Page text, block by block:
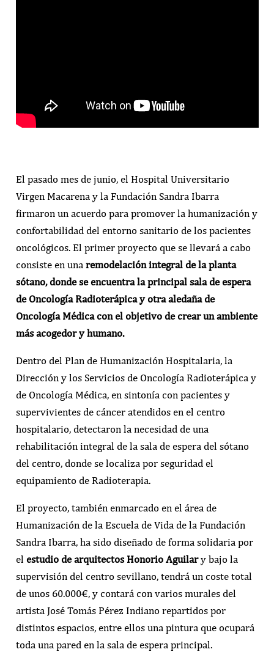
El pasado mes de junio, el Hospital Universitario
Virgen Macarena y la Fundación Sandra Ibarra
firmaron un acuerdo para promover la humanización y
confortabilidad del entorno sanitario de los pacientes
oncológicos. El primer proyecto que se llevará a cabo
consiste en una remodelación integral de la planta
sótano, donde se encuentra la principal sala de espera
de Oncología Radioterápica y otra aledaña de
Oncología Médica con el objetivo de crear un ambiente
más acogedor y humano.
Dentro del Plan de Humanización Hospitalaria, la
Dirección y los Servicios de Oncología Radioterápica y
de Oncología Médica, en sintonía con pacientes y
supervivientes de cáncer atendidos en el centro
hospitalario, detectaron la necesidad de una
rehabilitación integral de la sala de espera del sótano
del centro, donde se localiza por seguridad el
equipamiento de Radioterapia.
El proyecto, también enmarcado en el área de
Humanización de la Escuela de Vida de la Fundación
Sandra Ibarra, ha sido diseñado de forma solidaria por
el estudio de arquitectos Honorio Aguilary bajo la
supervisión del centro sevillano, tendrá un coste total
de unos 60.000€, y contará con varios murales del
artista José Tomás Pérez Indiano repartidos por
distintos espacios, entre ellos una pintura que ocupará
toda una pared en la sala de espera principal.